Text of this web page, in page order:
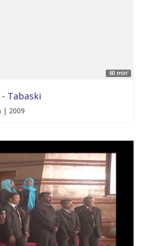
60 min'
Tabaski
| 2009